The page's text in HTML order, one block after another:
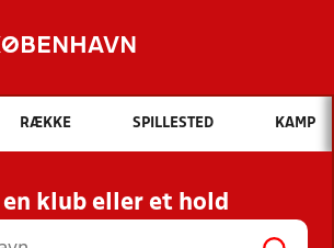
Hvad vil du søge efter?
INDHOLD OG NYHEDER
RESULTATER, KLUBBER OG
HOLD
RÆKKE SPILLESTED KAMP
en klub eller et hold